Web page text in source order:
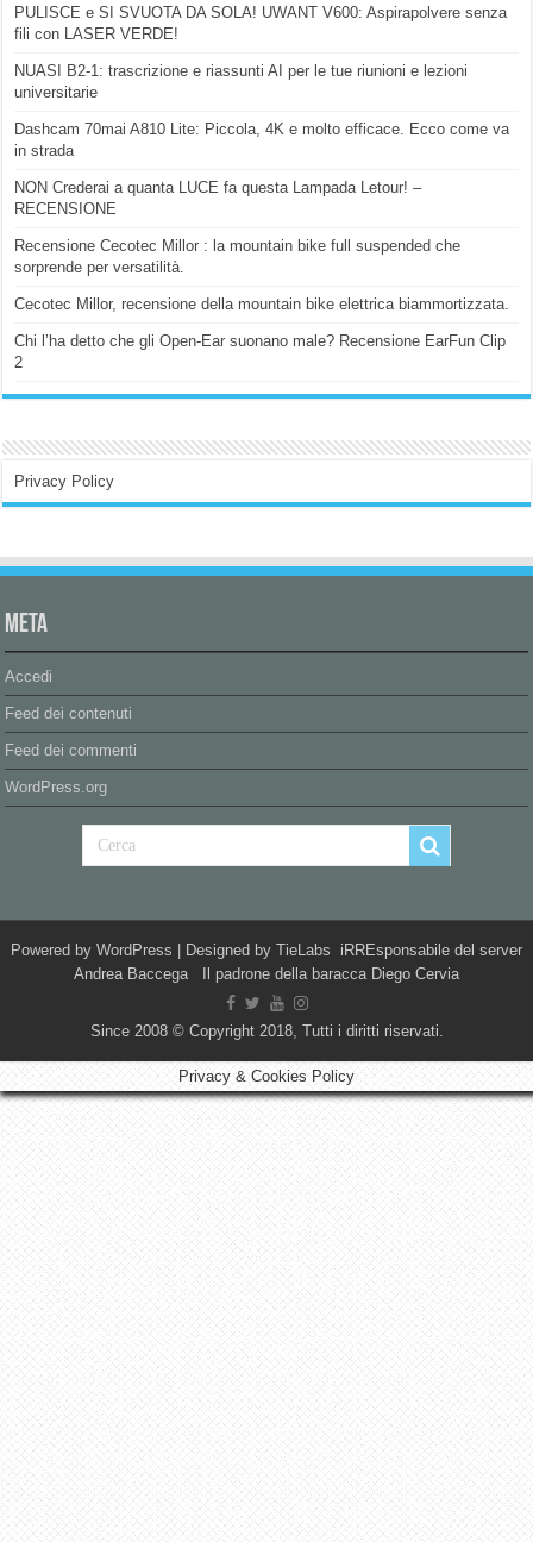
PULISCE e SI SVUOTA DA SOLA! UWANT V600: Aspirapolvere senza
fili con LASER VERDE!
NUASI B2-1: trascrizione e riassunti AI per le tue riunioni e lezioni
universitarie
Dashcam 70mai A810 Lite: Piccola, 4K e molto efficace. Ecco come va
in strada
NON Crederai a quanta LUCE fa questa Lampada Letour! –
RECENSIONE
Recensione Cecotec Millor : la mountain bike full suspended che
sorprende per versatilità.
Cecotec Millor, recensione della mountain bike elettrica biammortizzata.
Chi l’ha detto che gli Open-Ear suonano male? Recensione EarFun Clip
2
Privacy Policy
Meta
Accedi
Feed dei contenuti
Feed dei commenti
WordPress.org
Powered by WordPress | Designed by TieLabs iRREsponsabile del server
Andrea Baccega Il padrone della baracca Diego Cervia
Since 2008 © Copyright 2018, Tutti i diritti riservati.
Privacy & Cookies Policy